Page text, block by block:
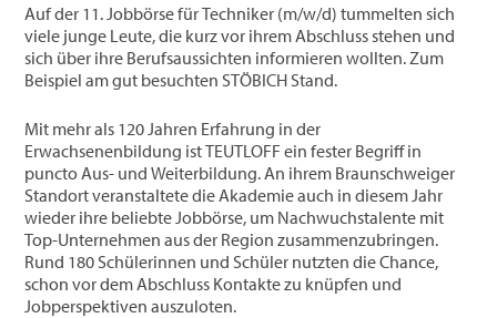
Auf der 11. Jobbörse für Techniker (m/w/d) tummelten sich
viele junge Leute, die kurz vor ihrem Abschluss stehen und
sich über ihre Berufsaussichten informieren wollten. Zum
Beispiel am gut besuchten STÖBICH Stand.
Mit mehr als 120 Jahren Erfahrung in der
Erwachsenenbildung ist TEUTLOFF ein fester Begriff in
puncto Aus- und Weiterbildung. An ihrem Braunschweiger
Standort veranstaltete die Akademie auch in diesem Jahr
wieder ihre beliebte Jobbörse, um Nachwuchstalente mit
Top-Unternehmen aus der Region zusammenzubringen.
Rund 180 Schülerinnen und Schüler nutzten die Chance,
schon vor dem Abschluss Kontakte zu knüpfen und
Jobperspektiven auszuloten.